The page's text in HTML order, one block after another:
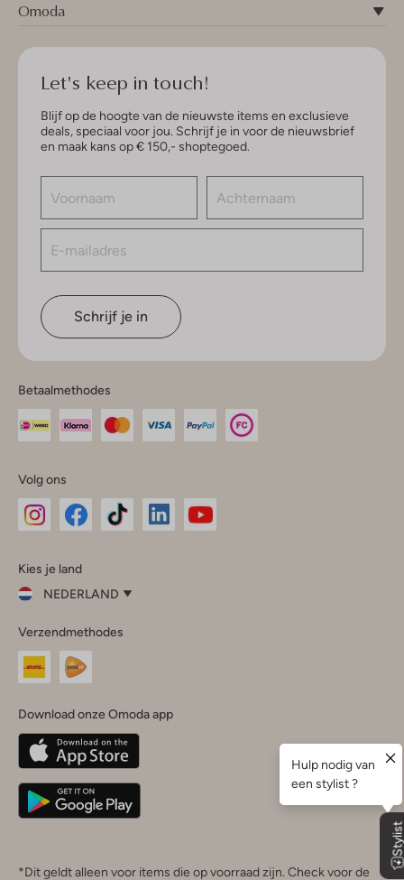
Omoda
Let's keep in touch!
Blijf op de hoogte van de nieuwste items en exclusieve
deals, speciaal voor jou. Schrijf je in voor de nieuwsbrief
en maak kans op € 150,- shoptegoed.
Schrijf je in
Betaalmethodes
Volg ons
InstagramFacebook
Kies je land
NEDERLAND
je
land
Nederland
Belgique(Français)
Deutschland
Verzendmethodes
Download onze Omoda app
*Dit geldt alleen voor items die op voorraad zijn. Check voor de